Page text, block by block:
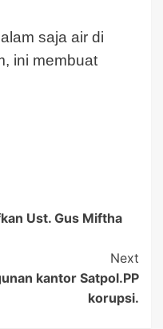
saja air di
ini membuat
Ust. Gus Miftha
Next
kantor Satpol.PP
korupsi.